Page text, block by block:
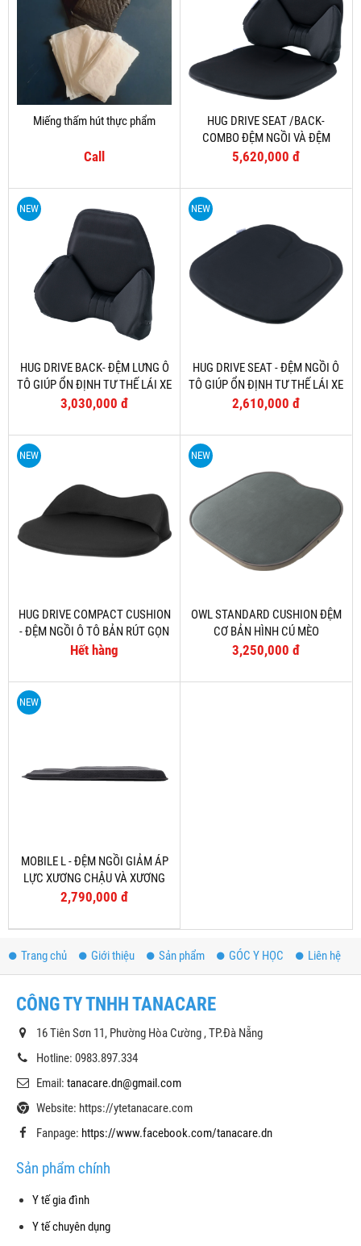
Miếng thấm hút thực phẩm
Call
HUG DRIVE SEAT /BACK-
COMBO ĐỆM NGỒI VÀ ĐỆM
LƯNG GIÚP ỔN ĐỊNH TƯ THẾ LÁI
5,620,000 đ
NEW
HUG DRIVE BACK- ĐỆM LƯNG Ô
TÔ GIÚP ỔN ĐỊNH TƯ THẾ LÁI XE
3,030,000 đ
NEW
HUG DRIVE SEAT - ĐỆM NGỒI Ô
TÔ GIÚP ỔN ĐỊNH TƯ THẾ LÁI XE
2,610,000 đ
NEW
HUG DRIVE COMPACT CUSHION
- ĐỆM NGỒI Ô TÔ BẢN RÚT GỌN
Hết hàng
NEW
OWL STANDARD CUSHION ĐỆM
CƠ BẢN HÌNH CÚ MÈO
3,250,000 đ
NEW
MOBILE L - ĐỆM NGỒI GIẢM ÁP
LỰC XƯƠNG CHẬU VÀ XƯƠNG
CỤT
2,790,000 đ
Trang chủ Giới thiệu Sản phẩm GÓC Y HỌC Liên hệ
CÔNG TY TNHH TANACARE
16 Tiên Sơn 11, Phường Hòa Cường , TP.Đà Nẵng
Hotline: 0983.897.334
Email: tanacare.dn@gmail.com
Website: https://ytetanacare.com
Fanpage: https://www.facebook.com/tanacare.dn
Sản phẩm chính
Y tế gia đình
Y tế chuyên dụng